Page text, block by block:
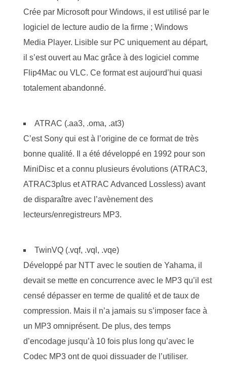
Crée par Microsoft pour Windows, il est utilisé par le
logiciel de lecture audio de la firme ; Windows
Media Player. Lisible sur PC uniquement au départ,
il s’est ouvert au Mac grâce à des logiciel comme
Flip4Mac ou VLC. Ce format est aujourd’hui quasi
totalement abandonné.
ATRAC (.aa3, .oma, .at3)
C’est Sony qui est à l’origine de ce format de très
bonne qualité. Il a été développé en 1992 pour son
MiniDisc et a connu plusieurs évolutions (ATRAC3,
ATRAC3plus et ATRAC Advanced Lossless) avant
de disparaître avec l’avènement des
lecteurs/enregistreurs MP3.
TwinVQ (.vqf, .vql, .vqe)
Développé par NTT avec le soutien de Yahama, il
devait se mette en concurrence avec le MP3 qu’il est
censé dépasser en terme de qualité et de taux de
compression. Mais il n’a jamais su s’imposer face à
un MP3 omniprésent. De plus, des temps
d’encodage jusqu’à 10 fois plus long qu’avec le
Codec MP3 ont de quoi dissuader de l’utiliser.